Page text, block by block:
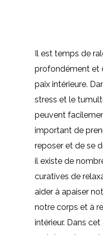
Il est temps de
profondément et
paix intérieure.
stress et le
peuvent
important de
reposer et de se
il existe de
curatives de
aider à apaiser
notre corps et à
intérieur. Dans